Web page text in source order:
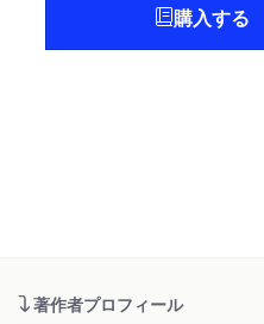
購入する
著作者プロフィール